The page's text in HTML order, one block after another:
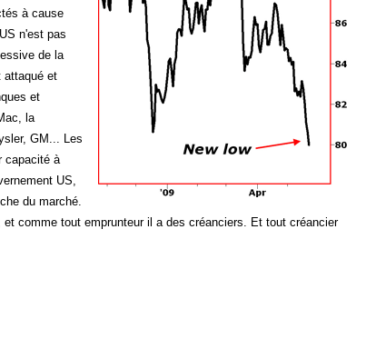
à cause
n'est pas
de la
attaqué et
et
la
GM... Les
capacité à
US,
du marché.
comme tout emprunteur il a des créanciers. Et tout créancier